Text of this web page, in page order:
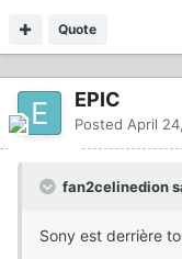
Quote
EPIC
Posted April
fan2celinedion
Sony est derrière